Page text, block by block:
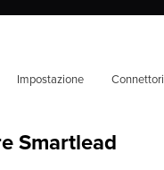
Impostazione Connettori
Smartlead